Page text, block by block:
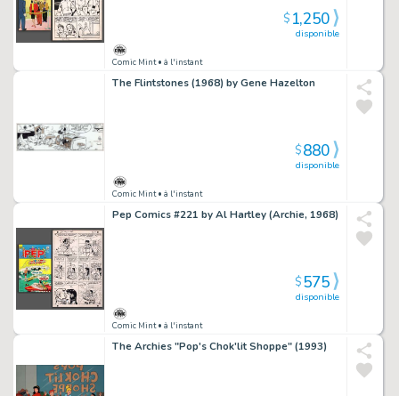
Comic Mint• à l'instant
disponible
$1,250
The Flintstones (1968) by Gene Hazelton
Comic Mint• à l'instant
disponible
$880
Pep Comics #221 by Al Hartley (Archie, 1968)
Comic Mint• à l'instant
disponible
$575
The Archies "Pop's Chok'lit Shoppe" (1993)